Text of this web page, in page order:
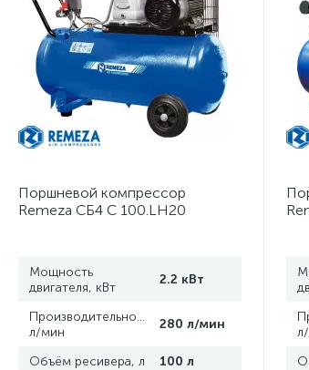
Поршневой компрессор
Remeza СБ4 С 100.LH20
Мощность
двигателя, кВт
2.2 кВт
Производительность,
л/мин
280 л/мин
Объём ресивера, л 100 л